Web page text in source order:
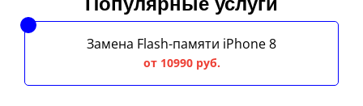
Замена Flash-памяти iPhone 8
от 10990 руб.